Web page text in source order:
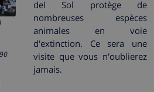
del Sol protège de
nombreuses espèces
animales en voie
d'extinction. Ce sera une
visite que vous n'oublierez
jamais.